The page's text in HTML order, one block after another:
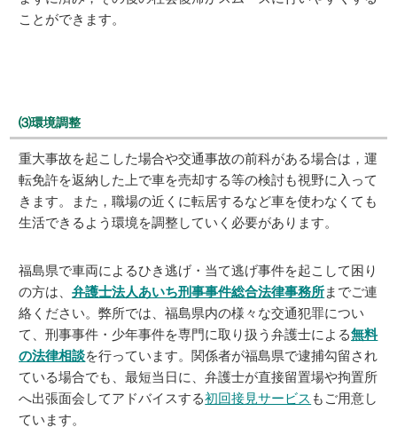
ことができます。
⑶環境調整
重大事故を起こした場合や交通事故の前科がある場合は，運
転免許を返納した上で車を売却する等の検討も視野に入って
きます。また，職場の近くに転居するなど車を使わなくても
生活できるよう環境を調整していく必要があります。
福島県で車両によるひき逃げ・当て逃げ事件を起こして困り
の方は、弁護士法人あいち刑事事件総合法律事務所までご連
絡ください。弊所では、福島県内の様々な交通犯罪につい
て、刑事事件・少年事件を専門に取り扱う弁護士による無料
の法律相談を行っています。関係者が福島県で逮捕勾留され
ている場合でも、最短当日に、弁護士が直接留置場や拘置所
へ出張面会してアドバイスする初回接見サービス もご用意し
ています。